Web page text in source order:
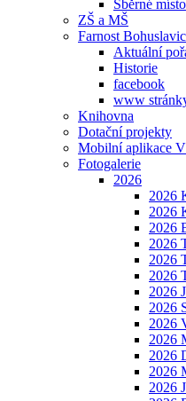
Sběrné místo
ZŠ a MŠ
Farnost
Aktuální
Historie
facebook
www
Knihovna
Dotační projekty
Mobilní aplikace
Fotogalerie
2026
2026
2026
2026
2026
2026
2026
2026
2026
2026
2026
2026
2026
2026